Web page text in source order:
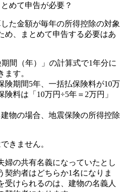
めて申告が必要？
た金額が毎年の所得控除の対象
め、まとめて申告する必要はあ
期間（年）」の計算式で1年分に
す。
険期間5年、一括払保険料が10万
料は「10万円÷5年＝2万円」
物の場合、地震保険の所得控除
きません。
婦の共有名義になっていたとし
契約者はどちらか1名になりま
受けられるのは、建物の名義人